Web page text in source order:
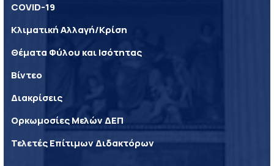
COVID-19
Κλιματική Αλλαγή/Κρίση
Θέματα Φύλου και Ισότητας
Βίντεο
Διακρίσεις
Ορκωμοσίες Μελών ΔΕΠ
Τελετές Επίτιμων Διδακτόρων